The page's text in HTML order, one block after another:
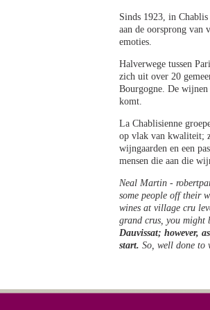
Sinds 1923, in
aan de oorsprong van
emoties.
Halverwege tussen
zich uit over 20
Bourgogne. De
komt.
La Chablisienne
op vlak van kwaliteit;
wijngaarden en een
mensen die aan die
Neal Martin -
some people off their
wines at village cru
grand crus, you might
Dauvissat; however,
start. So, well done to